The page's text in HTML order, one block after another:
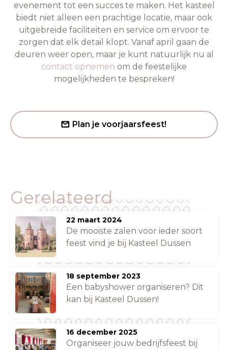
evenement tot een succes te maken. Het kasteel
biedt niet alleen een prachtige locatie, maar ook
uitgebreide faciliteiten en service om ervoor te
zorgen dat elk detail klopt. Vanaf april gaan de
deuren weer open, maar je kunt natuurlijk nu al
contact opnemen om de feestelijke
mogelijkheden te bespreken!
Plan je voorjaarsfeest!
Gerelateerd
22 maart 2024
De mooiste zalen voor ieder soort
feest vind je bij Kasteel Dussen
18 september 2023
Een babyshower organiseren? Dit
kan bij Kasteel Dussen!
16 december 2025
Organiseer jouw bedrijfsfeest bij